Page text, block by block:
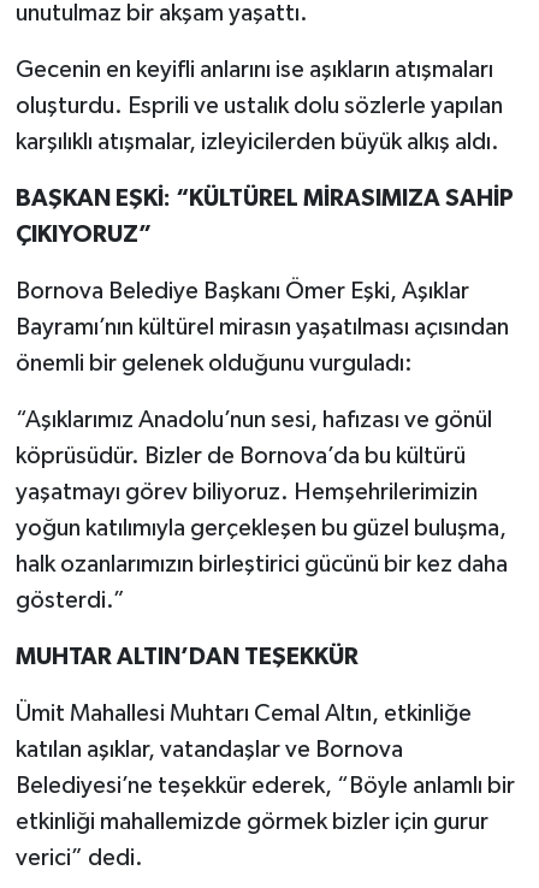
unutulmaz bir akşam yaşattı.
Gecenin en keyifli anlarını ise aşıkların atışmaları
oluşturdu. Esprili ve ustalık dolu sözlerle yapılan
karşılıklı atışmalar, izleyicilerden büyük alkış aldı.
BAŞKAN EŞKİ: “KÜLTÜREL MİRASIMIZA SAHİP
ÇIKIYORUZ”
Bornova Belediye Başkanı Ömer Eşki, Aşıklar
Bayramı’nın kültürel mirasın yaşatılması açısından
önemli bir gelenek olduğunu vurguladı:
“Aşıklarımız Anadolu’nun sesi, hafızası ve gönül
köprüsüdür. Bizler de Bornova’da bu kültürü
yaşatmayı görev biliyoruz. Hemşehrilerimizin
yoğun katılımıyla gerçekleşen bu güzel buluşma,
halk ozanlarımızın birleştirici gücünü bir kez daha
gösterdi.”
MUHTAR ALTIN’DAN TEŞEKKÜR
Ümit Mahallesi Muhtarı Cemal Altın, etkinliğe
katılan aşıklar, vatandaşlar ve Bornova
Belediyesi’ne teşekkür ederek, “Böyle anlamlı bir
etkinliği mahallemizde görmek bizler için gurur
verici” dedi.